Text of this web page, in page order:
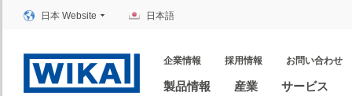
日本 Website 日本語
企業情報 採用情報 お問い合わせ
製品情報 産業 サービス